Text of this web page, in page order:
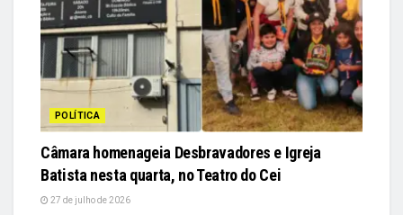
POLÍTICA
Câmara homenageia Desbravadores e Igreja
Batista nesta quarta, no Teatro do Cei
27 de julho de 2026